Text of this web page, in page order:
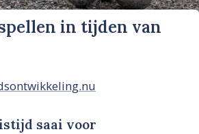
in tijden van
saai voor